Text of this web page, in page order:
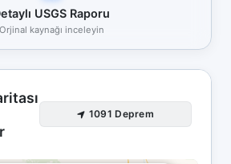
USGS Raporu
Orjinal kaynağı inceleyin
1091 Deprem